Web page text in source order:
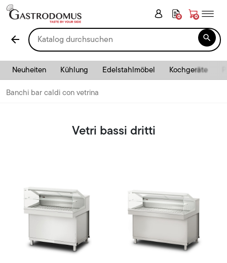
0 0
arrow_back 
Neuheiten Kühlung Edelstahlmöbel Kochgeräte
Banchi bar caldi con vetrina
Vetri bassi dritti